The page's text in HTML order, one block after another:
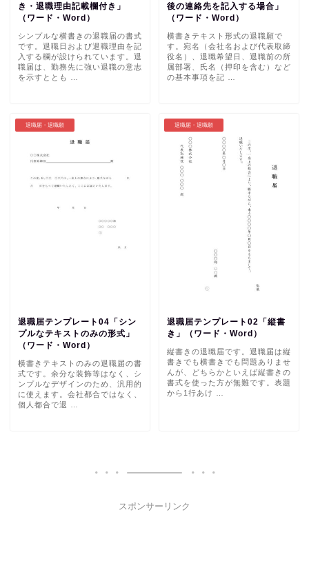
き・退職理由記載欄付き」
（ワード・Word）
シンプルな横書きの退職届の書式
です。退職日および退職理由を記
入する欄が設けられています。退
職届は、勤務先に強い退職の意志
を示すととも …
後の連絡先を記入する場合」
（ワード・Word）
横書きテキスト形式の退職願で
す。宛名（会社名および代表取締
役名）、退職希望日、退職前の所
属部署、氏名（押印を含む）など
の基本事項を記 …
退職届・退職願
退職届テンプレート04「シン
プルなテキストのみの形式」
（ワード・Word）
横書きテキストのみの退職届の書
式です。余分な装飾等はなく、シ
ンプルなデザインのため、汎用的
に使えます。会社都合ではなく、
個人都合で退 …
退職届・退職願
退職届テンプレート02「縦書
き」（ワード・Word）
縦書きの退職届です。退職届は縦
書きでも横書きでも問題ありませ
んが、どちらかといえば縦書きの
書式を使った方が無難です。表題
から1行あけ …
スポンサーリンク